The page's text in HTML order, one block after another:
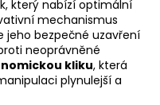
který nabízí optimální
mechanismus
jeho bezpečné uzavření
neoprávněné
kliku, která
plynulejší a